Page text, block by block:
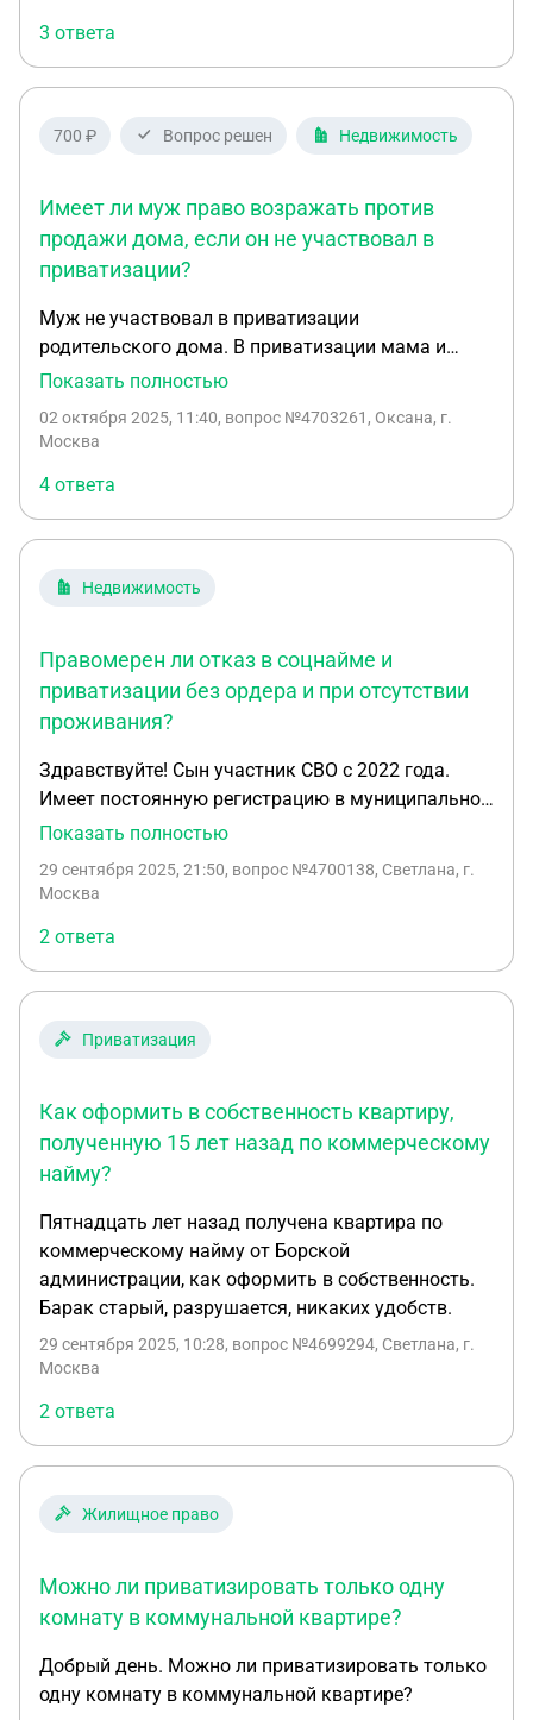
Помогите пожалуйста разобраться
3 ответа
700 ₽ Вопрос решен Недвижимость
Имеет ли муж право возражать против
продажи дома, если он не участвовал в
приватизации?
Муж не участвовал в приватизации
родительского дома. В приватизации мама и
сестра. На данный момент сестра хочет снять
себя, потом продать дом. С марта месяца его
больнице, есть диагноз, но дееспособной её пока
не признали. Имеет ли право муж не соглашаться
на продажу дома
Показать полностью
02 октября 2025, 11:40, вопрос №4703261, Оксана, г.
Москва
4 ответа
Недвижимость
Правомерен ли отказ в соцнайме и
приватизации без ордера и при отсутствии
проживания?
Здравствуйте! Сын участник СВО с 2022 года.
Имеет постоянную регистрацию в муниципальной
квартире с 2007 г. Долгов по коммунальным
договоре социального найма и, соответственно, в
что утерян ордер, и под предлогом, что сын в
данный момент в квартире не проживает.
Квартиру опечатали, доступ к личным вещам
закрыт.Я являюсь законным представителем его
интересов по генеральной доверенности.
судебном порядке. Насколько правомерен отказ?
Все справки о местонахождении сына
предоставлены. Так же он лично обращался в
получил отказ в связи с отсутствием ордера.
Показать полностью
29 сентября 2025, 21:50, вопрос №4700138, Светлана, г.
Москва
2 ответа
Приватизация
Как оформить в собственность квартиру,
полученную 15 лет назад по коммерческому
найму?
Пятнадцать лет назад получена квартира по
коммерческому найму от Борской
администрации, как оформить в собственность.
Барак старый, разрушается, никаких удобств.
29 сентября 2025, 10:28, вопрос №4699294, Светлана, г.
Москва
2 ответа
Жилищное право
Можно ли приватизировать только одну
комнату в коммунальной квартире?
Добрый день. Можно ли приватизировать только
одну комнату в коммунальной квартире?